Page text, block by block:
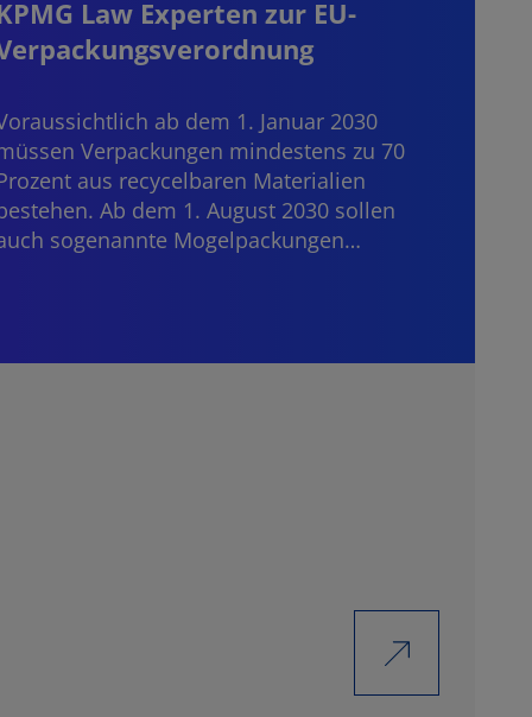
Law Experten zur EU-
ab dem 1. Januar 2030
Verpackungen mindestens zu 70
aus recycelbaren Materialien
Ab dem 1. August 2030 sollen
sogenannte Mogelpackungen…